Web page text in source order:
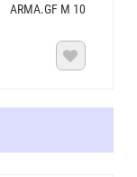
ARMA.GF M 10
